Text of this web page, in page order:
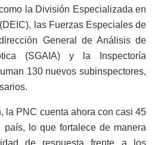
la División Especializada en
las Fuerzas Especiales de
General de Análisis de
(SGAIA) y la Inspectoría
130 nuevos subinspectores,
la PNC cuenta ahora con casi 45
lo que fortalece de manera